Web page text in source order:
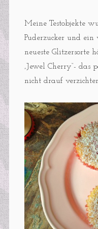
Meine Testobjekte
Puderzucker und
neueste Glitzersorte
„Jewel Cherry“- das
nicht drauf